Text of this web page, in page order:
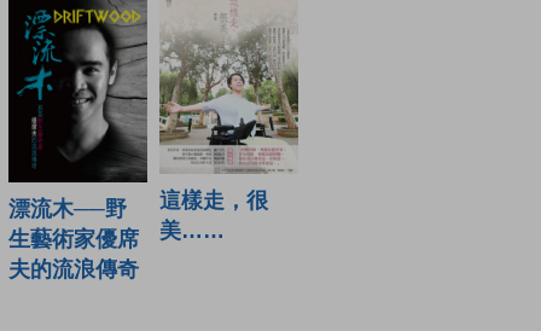
漂流木──野
生藝術家優席
夫的流浪傳奇
這樣走，很
美……